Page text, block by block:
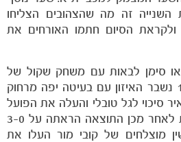
השנייה זה מה שהצהובים הצליחו
הסיום חתמו האורחים את
סימן לבאות עם משחק שקול של
שתי הקבוצות. בדקה ה-10 נשבר האיזון עם בעיטה יפה מרחוק
סיכוי לגל טובלי והעלה את הפועל
ראשל"צ ליתרון. שש דקות לאחר מכן התוצאה הראתה על 3-0
מוצלחים של קובי מור העלו את